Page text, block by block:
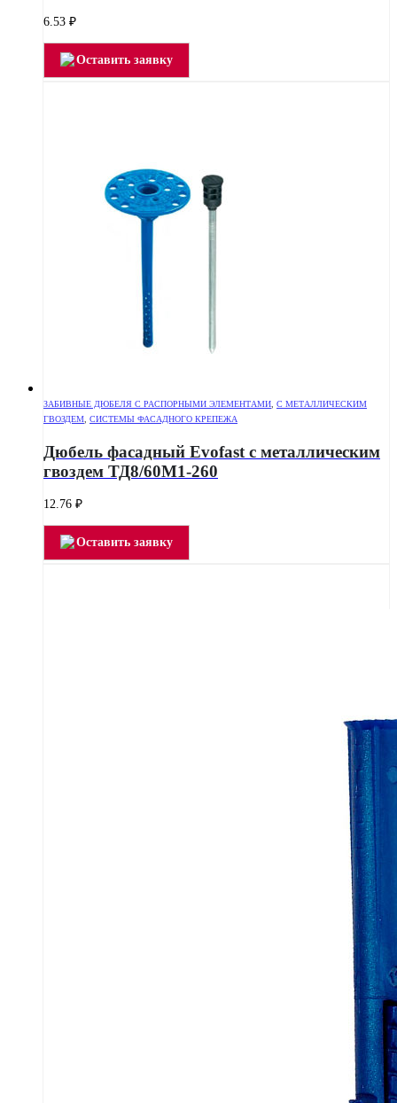
6.53 ₽
Оставить заявку
ЗАБИВНЫЕ ДЮБЕЛЯ С РАСПОРНЫМИ ЭЛЕМЕНТАМИ С МЕТАЛЛИЧЕСКИМ
ГВОЗДЕМ СИСТЕМЫ ФАСАДНОГО КРЕПЕЖА
Дюбель фасадный Evofast с металлическим
гвоздем ТД8/60М1-260
12.76 ₽
Оставить заявку